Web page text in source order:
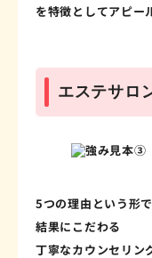
を特徴としてアピー
エステサロ
5つの理由という形で
結果にこだわる
丁寧なカウンセリン